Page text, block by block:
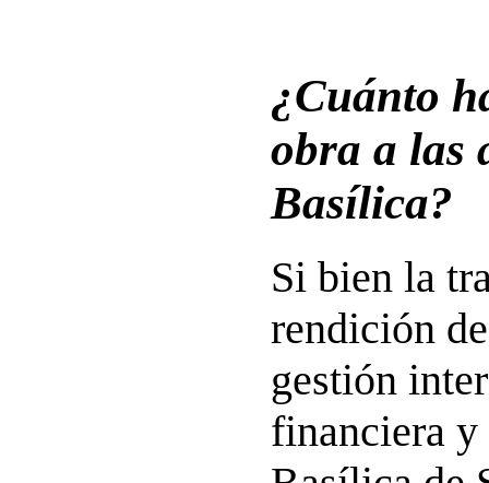
¿Cuánto
obra a las
Basílica?
Si bien la
rendición
gestión
financiera